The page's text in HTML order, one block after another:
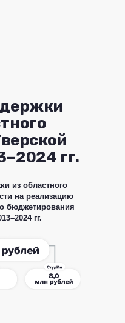
гг.
из областного
на реализацию
бюджетирования
гг.